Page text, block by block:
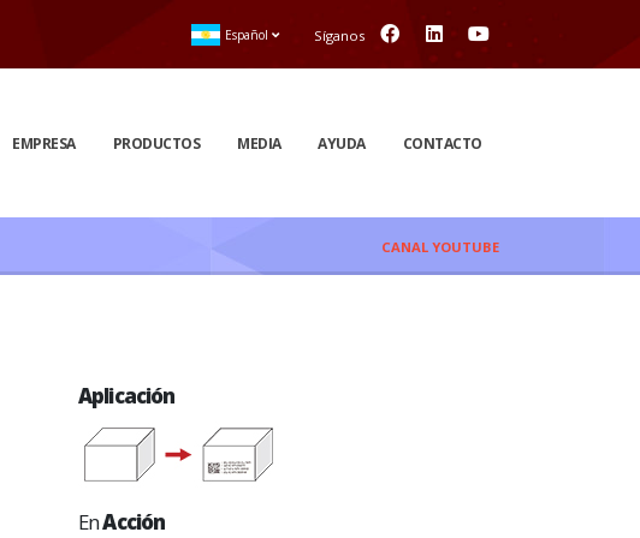
Español Síganos
EMPRESA PRODUCTOS MEDIA AYUDA CONTACTO
CANAL YOUTUBE
Aplicación
EnAcción